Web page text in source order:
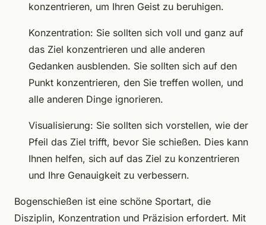
konzentrieren, um Ihren Geist zu beruhigen.
Konzentration: Sie sollten sich voll und ganz auf
das Ziel konzentrieren und alle anderen
Gedanken ausblenden. Sie sollten sich auf den
Punkt konzentrieren, den Sie treffen wollen, und
alle anderen Dinge ignorieren.
Visualisierung: Sie sollten sich vorstellen, wie der
Pfeil das Ziel trifft, bevor Sie schießen. Dies kann
Ihnen helfen, sich auf das Ziel zu konzentrieren
und Ihre Genauigkeit zu verbessern.
Bogenschießen ist eine schöne Sportart, die
Disziplin, Konzentration und Präzision erfordert. Mit